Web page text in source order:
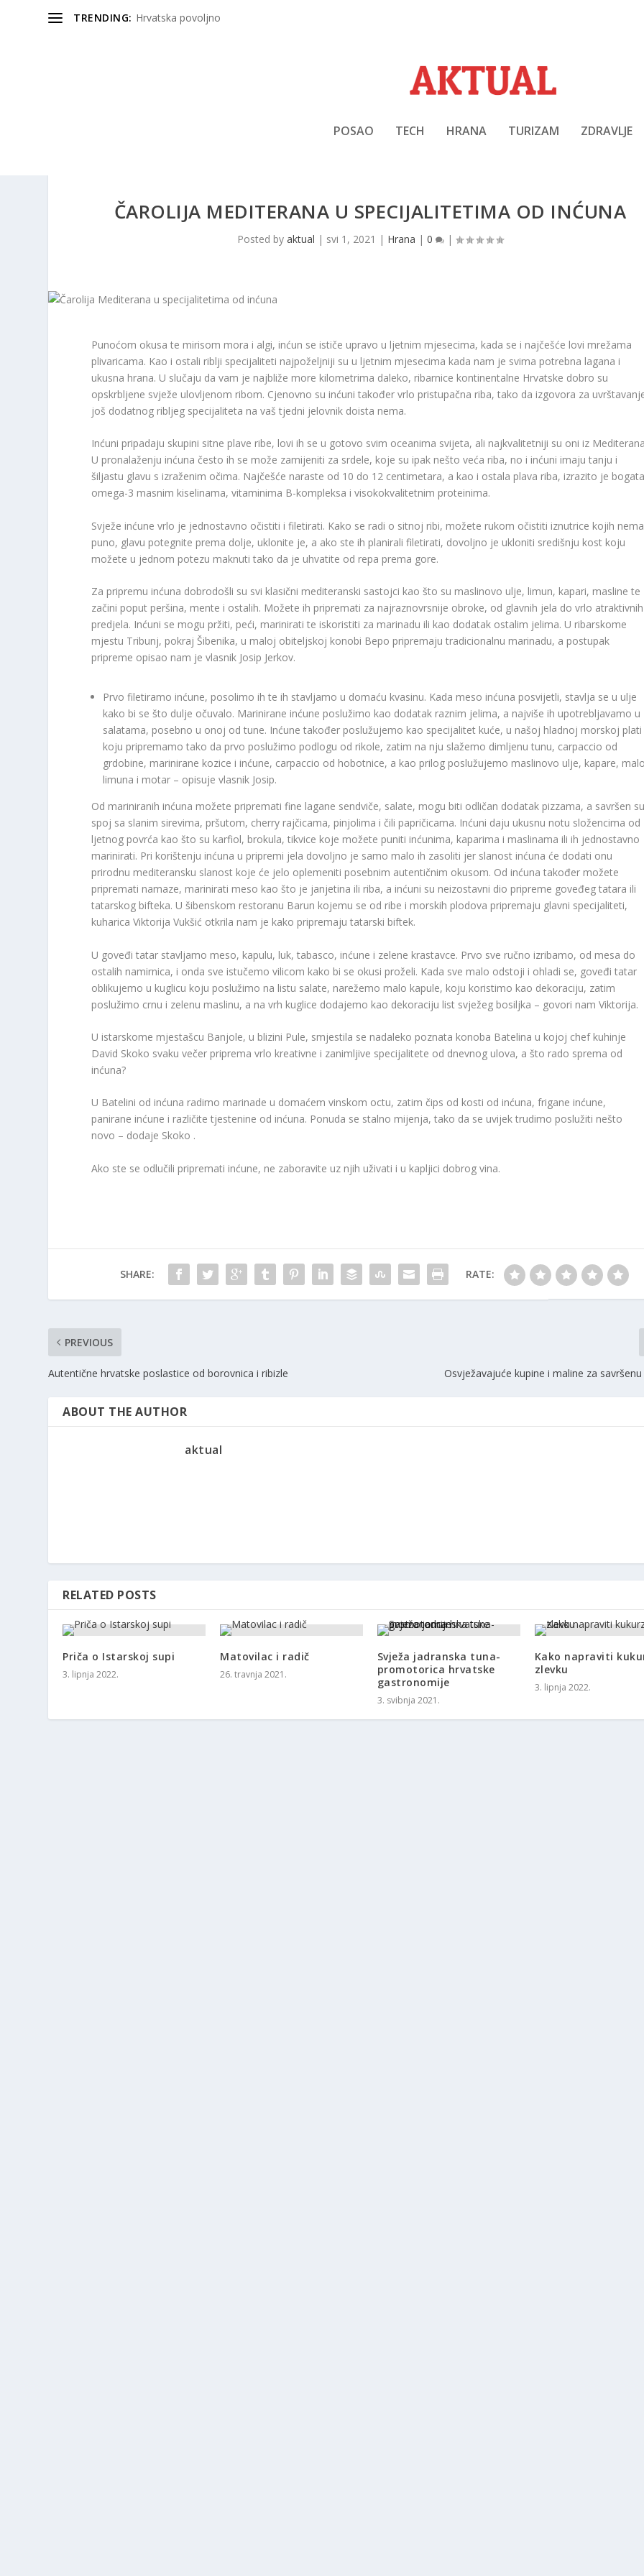
TRENDING: Hrvatska povoljno
POSAO TECH HRANA TURIZAM ZDRAVLJE
ČAROLIJA MEDITERANA U SPECIJALITETIMA OD INĆUNA
Posted by aktual | svi 1, 2021 | Hrana | 0 |
Punoćom okusa te mirisom mora i algi, inćun se ističe upravo u ljetnim mjesecima, kada se i najčešće lovi mrežama
plivaricama. Kao i ostali riblji specijaliteti najpoželjniji su u ljetnim mjesecima kada nam je svima potrebna lagana i
ukusna hrana. U slučaju da vam je najbliže more kilometrima daleko, ribarnice kontinentalne Hrvatske dobro su
opskrbljene svježe ulovljenom ribom. Cjenovno su inćuni također vrlo pristupačna riba, tako da izgovora za
još dodatnog ribljeg specijaliteta na vaš tjedni jelovnik doista nema.
Inćuni pripadaju skupini sitne plave ribe, lovi ih se u gotovo svim oceanima svijeta, ali najkvalitetniji su oni iz
U pronalaženju inćuna često ih se može zamijeniti za srdele, koje su ipak nešto veća riba, no i inćuni imaju tanju i
šiljastu glavu s izraženim očima. Najčešće naraste od 10 do 12 centimetara, a kao i ostala plava riba, izrazito je
omega-3 masnim kiselinama, vitaminima B-kompleksa i visokokvalitetnim proteinima.
Svježe inćune vrlo je jednostavno očistiti i filetirati. Kako se radi o sitnoj ribi, možete rukom očistiti iznutrice kojih nema
puno, glavu potegnite prema dolje, uklonite je, a ako ste ih planirali filetirati, dovoljno je ukloniti središnju kost koju
možete u jednom potezu maknuti tako da je uhvatite od repa prema gore.
Za pripremu inćuna dobrodošli su svi klasični mediteranski sastojci kao što su maslinovo ulje, limun, kapari, masline te
začini poput peršina, mente i ostalih. Možete ih pripremati za najraznovrsnije obroke, od glavnih jela do vrlo atraktivnih
predjela. Inćuni se mogu pržiti, peći, marinirati te iskoristiti za marinadu ili kao dodatak ostalim jelima. U ribarskome
mjestu Tribunj, pokraj Šibenika, u maloj obiteljskoj konobi Bepo pripremaju tradicionalnu marinadu, a postupak
pripreme opisao nam je vlasnik Josip Jerkov.
Prvo filetiramo inćune, posolimo ih te ih stavljamo u domaću kvasinu. Kada meso inćuna posvijetli, stavlja se u ulje
kako bi se što dulje očuvalo. Marinirane inćune poslužimo kao dodatak raznim jelima, a najviše ih upotrebljavamo u
salatama, posebno u onoj od tune. Inćune također poslužujemo kao specijalitet kuće, u našoj hladnoj morskoj plati
koju pripremamo tako da prvo poslužimo podlogu od rikole, zatim na nju slažemo dimljenu tunu, carpaccio od
grdobine, marinirane kozice i inćune, carpaccio od hobotnice, a kao prilog poslužujemo maslinovo ulje, kapare,
limuna i motar – opisuje vlasnik Josip.
Od mariniranih inćuna možete pripremati fine lagane sendviče, salate, mogu biti odličan dodatak pizzama, a savršen
spoj sa slanim sirevima, pršutom, cherry rajčicama, pinjolima i čili papričicama. Inćuni daju ukusnu notu složencima od
ljetnog povrća kao što su karfiol, brokula, tikvice koje možete puniti inćunima, kaparima i maslinama ili ih jednostavno
marinirati. Pri korištenju inćuna u pripremi jela dovoljno je samo malo ih zasoliti jer slanost inćuna će dodati onu
prirodnu mediteransku slanost koje će jelo oplemeniti posebnim autentičnim okusom. Od inćuna također možete
pripremati namaze, marinirati meso kao što je janjetina ili riba, a inćuni su neizostavni dio pripreme goveđeg tatara ili
tatarskog bifteka. U šibenskom restoranu Barun kojemu se od ribe i morskih plodova pripremaju glavni specijaliteti,
kuharica Viktorija Vukšić otkrila nam je kako pripremaju tatarski biftek.
U goveđi tatar stavljamo meso, kapulu, luk, tabasco, inćune i zelene krastavce. Prvo sve ručno izribamo, od mesa do
ostalih namirnica, i onda sve istučemo vilicom kako bi se okusi proželi. Kada sve malo odstoji i ohladi se, goveđi tatar
oblikujemo u kuglicu koju poslužimo na listu salate, narežemo malo kapule, koju koristimo kao dekoraciju, zatim
poslužimo crnu i zelenu maslinu, a na vrh kuglice dodajemo kao dekoraciju list svježeg bosiljka – govori nam Viktorija.
U istarskome mjestašcu Banjole, u blizini Pule, smjestila se nadaleko poznata konoba Batelina u kojoj chef kuhinje
David Skoko svaku večer priprema vrlo kreativne i zanimljive specijalitete od dnevnog ulova, a što rado sprema od
inćuna?
U Batelini od inćuna radimo marinade u domaćem vinskom octu, zatim čips od kosti od inćuna, frigane inćune,
panirane inćune i različite tjestenine od inćuna. Ponuda se stalno mijenja, tako da se uvijek trudimo poslužiti nešto
novo – dodaje Skoko .
Ako ste se odlučili pripremati inćune, ne zaboravite uz njih uživati i u kapljici dobrog vina.
SHARE: RATE:
PREVIOUS
Autentične hrvatske poslastice od borovnica i ribizle Osvježavajuće kupine i maline za
ABOUT THE AUTHOR
aktual
RELATED POSTS
Priča o Istarskoj supi
3. lipnja 2022.
Matovilac i radič
26. travnja 2021.
Svježa jadranska tuna-
promotorica hrvatske
gastronomije
3. svibnja 2021.
Kako napraviti
zlevku
3. lipnja 2022.